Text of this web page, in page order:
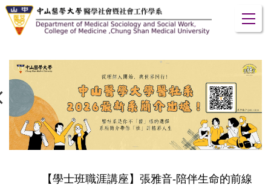
跳
到
容
區
【學士班職涯講座】張雅音-陪伴生命的前線